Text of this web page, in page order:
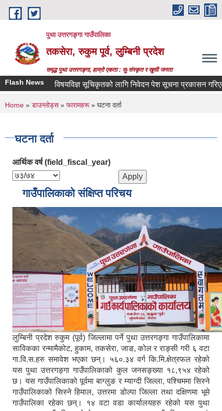
Skip to main content
पुथा उत्तरगङ्गा गाउँपालिका
तकसेरा, रुकुम पूर्व, लुम्बिनी प्रदेश
समृद्ध पुथा उत्तरगङ्गा, हाम्रो एकता : सु-संस्कृत र खुसी जनता
Flash Newsविषयविज्ञ सूचिकृतको लागि निवेदन पेश सूचना प्रकासन गरिएको
You are here
Home » डाउन्लोड्स» फारामहरू» घटना दर्ता
घटना दर्ता
आर्थिक वर्ष (field_fiscal_year)
गाउँपालिकाको संक्षिप्त परिचय
लुम्बिनी प्रदेश रुकुम (पूर्व) जिल्लामा पर्ने पुथा उत्तरगङ्गा गाउँपालिकामा
साविकका रन्मामैकोट, हुकाम, तकसेरा, जाङ, कोल र राङ्सी गरी ६ वटा
गा.वि.स.हरु समावेश भएका छन्। ५६०.३४ वर्ग कि.मि.क्षेत्रफल रहेको
यस पुथा उत्तरगङ्गा गाउँपालिकाको कुल जनसङ्ख्या १८,९५४ रहेको
छ। यस गाउँपालिकाको पूर्वमा बाग्लुङ र म्याग्दी जिल्ला, पश्चिममा सिस्ने
गाउँपालिकाको सिस्ने हिमाल, उत्तरमा डोल्पा जिल्ला तथा दक्षिणमा भूमे
गाउँपालिका रहेका छन्। १४ वटा वडा कार्यालयहरु रहेको यस पुथा